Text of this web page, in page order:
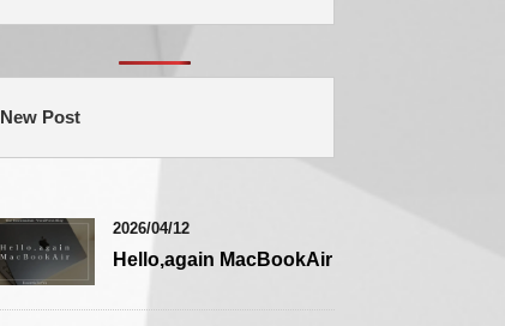
New Post
2026/04/12
Hello,again MacBookAir